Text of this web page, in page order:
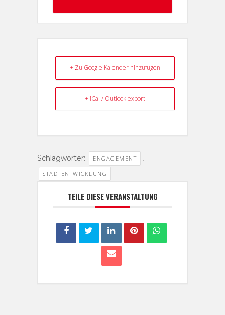
+ Zu Google Kalender hinzufügen
+ iCal / Outlook export
Schlagwörter: ENGAGEMENT ,
STADTENTWICKLUNG
TEILE DIESE VERANSTALTUNG